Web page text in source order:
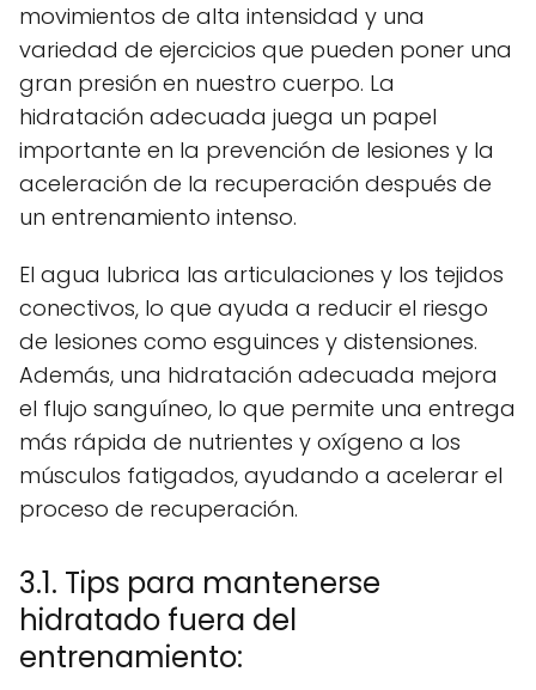
movimientos de alta intensidad y una
variedad de ejercicios que pueden poner una
gran presión en nuestro cuerpo. La
hidratación adecuada juega un papel
importante en la prevención de lesiones y la
aceleración de la recuperación después de
un entrenamiento intenso.
El agua lubrica las articulaciones y los tejidos
conectivos, lo que ayuda a reducir el riesgo
de lesiones como esguinces y distensiones.
Además, una hidratación adecuada mejora
el flujo sanguíneo, lo que permite una entrega
más rápida de nutrientes y oxígeno a los
músculos fatigados, ayudando a acelerar el
proceso de recuperación.
3.1. Tips para mantenerse
hidratado fuera del
entrenamiento: